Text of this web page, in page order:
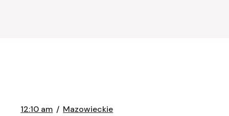
12:10 am Mazowieckie